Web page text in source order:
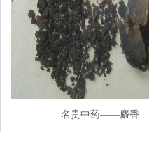
名贵中药——麝香